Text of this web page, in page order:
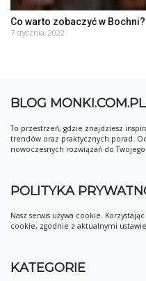
Co warto zobaczyć w Bochni?
7 stycznia, 2022
BLOG MONKI.COM.PL
To przestrzeń, gdzie znajdziesz
trendów oraz praktycznych porad.
nowoczesnych rozwiązań do
POLITYKA
Nasz serwis używa cookie.
cookie, zgodnie z aktualnymi
KATEGORIE